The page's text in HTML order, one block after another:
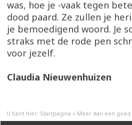
was, hoe je -vaak tegen
dood paard. Ze zullen je
je bemoedigend woord. Je
straks met de rode pen
voor jezelf.
Claudia Nieuwenhuizen
U bent hier: Startpagina » Meer dan een goed